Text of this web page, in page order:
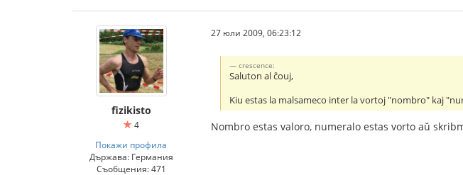
fizikisto
4
Покажи профила
Държава: Германия
Съобщения: 471
27 юли 2009, 06:23:12
crescence:
Saluton al ĉouj,
Kiu estas la malsameco inter la vortoj "nombro" kaj
Nombro estas valoro, numeralo estas vorto aŭ